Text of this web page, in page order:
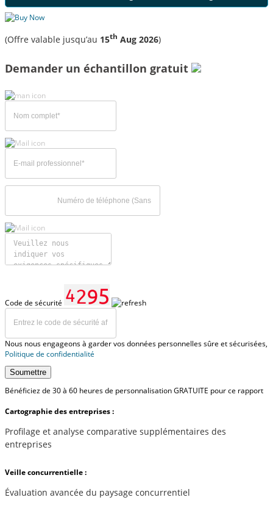
(Offre valable jusqu’au 15th Aug 2026)
Demander un échantillon gratuit
Code de sécurité
Nous nous engageons à garder vos données personnelles sûre et sécurisées,
Politique de confidentialité
Soumettre
Bénéficiez de 30 à 60 heures de personnalisation GRATUITE pour ce rapport
Cartographie des entreprises :
Profilage et analyse comparative supplémentaires des
entreprises
Veille concurrentielle :
Évaluation avancée du paysage concurrentiel